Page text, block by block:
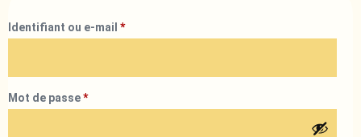
Identifiant ou e-mail *
Mot de passe*